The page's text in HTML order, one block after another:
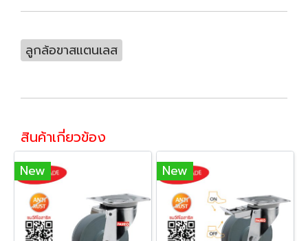
ลูกล้อขาสแตนเลส
สินค้าเกี่ยวข้อง
New New